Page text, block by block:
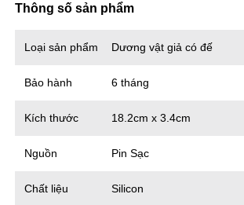
Thông số sản phẩm
Loại sản phẩm Dương vật giả có đế
Bảo hành 6 tháng
Kích thước 18.2cm x 3.4cm
Nguồn Pin Sạc
Chất liệu Silicon